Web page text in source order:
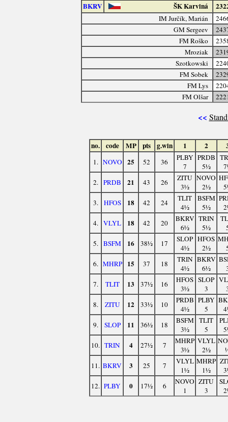
BKRV ŠK Karviná
IM Jurčík, Marián
GM Sergeev
FM Roško
Mroziak
Szotkowski
FM Sobek
FM Lys
FM Olšar
<<
no. code MP pts g.win 1 2
1. NOVO 25 52 36
PLBY
7
PRDB
5½
2. PRDB 21 43 26
ZITU
3½
NOVO
2½
3.
HFOS 18 42 24
TLIT
4½
BSFM
5½
4. VLYL 18 42 20
BKRV
6½
TRIN
5½
5. BSFM 16 38½ 17
SLOP
4½
HFOS
2½
6. MHRP 15 37 18
TRIN
4½
BKRV
6½
7.
TLIT 13 37½ 16
HFOS
3½
SLOP
3
8.
ZITU 12 33½ 10
PRDB
4½
PLBY
5
9.
SLOP 11 36½ 18
BSFM
3½
TLIT
5
10. TRIN 4 27½ 7
MHRP
3½
VLYL
2½
11. BKRV 3 25 7
VLYL
1½
MHRP
1½
12. PLBY 0 17½ 6
NOVO
1
ZITU
3